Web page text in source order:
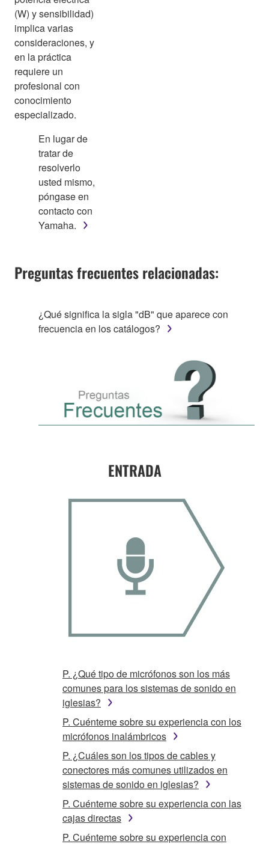
(W) y sensibilidad)
implica varias
consideraciones, y
en la práctica
requiere un
profesional con
conocimiento
especializado.
En lugar de
tratar de
resolverlo
usted mismo,
póngase en
contacto con
Yamaha.
Preguntas frecuentes relacionadas:
¿Qué significa la sigla "dB" que aparece con
frecuencia en los catálogos?
ENTRADA
P. ¿Qué tipo de micrófonos son los más
comunes para los sistemas de sonido en
iglesias?
P. Cuénteme sobre su experiencia con los
micrófonos inalámbricos
P. ¿Cuáles son los tipos de cables y
conectores más comunes utilizados en
sistemas de sonido en iglesias?
P. Cuénteme sobre su experiencia con las
cajas directas
P. Cuénteme sobre su experiencia con